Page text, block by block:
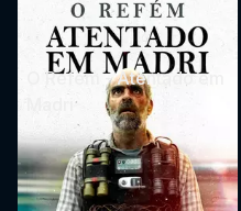
O Refém - Atentado em